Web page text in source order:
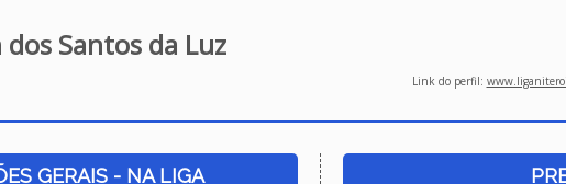
Santos da Luz
Link do perfil:
GERAIS - NA LIGA